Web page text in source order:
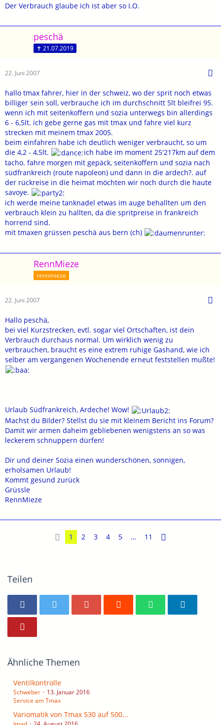
Der Verbrauch glaube ich ist aber so I.O.
peschä
✝ 21.07.2019
22. Juni 2007
hallo tmax fahrer, hier in der schweiz, wo der sprit noch etwas
billiger sein soll, verbrauche ich im durchschnitt 5lt bleifrei 95.
wenn ich mit seitenkoffern und sozia unterwegs bin allerdings
6 - 6,5lt. ich gebe gerne gas mit tmax und fahre viel kurz
strecken mit meinem tmax 2005.
beim einfahren habe ich deutlich weniger verbraucht, so um
die 4,2 - 4,5lt.
ich habe im moment 25'217km auf dem
tacho. fahre morgen mit gepäck, seitenkoffern und sozia nach
südfrankreich (route napoleon) und dann in die ardech?. auf
der rückreise in die heimat möchten wir noch durch die haute
savoye.
ich werde meine tanknadel etwas im auge behallten um den
verbrauch klein zu hallten, da die spritpreise in frankreich
horrend sind.
mit tmaxen grüssen peschä aus bern (ch)
RennMieze
rennmieze
22. Juni 2007
Hallo peschä,
bei viel Kurzstrecken, evtl. sogar viel Ortschaften, ist dein
Verbrauch durchaus normal. Um wirklich wenig zu
verbrauchen, braucht es eine extrem ruhige Gashand, wie ich
selber am vergangenen Wochenende erneut feststellen mußte!
Urlaub Südfrankreich, Ardeche! Wow!
Machst du Bilder? Stellst du sie mit kleinem Bericht ins Forum?
Damit wir armen daheim gebliebenen wenigstens an so was
leckerem schnuppern dürfen!
Dir und deiner Sozia einen wunderschönen, sonnigen,
erholsamen Urlaub!
Kommt gesund zurück
Grüssle
RennMieze
1 2 3 4 5 … 11
Teilen
Ähnliche Themen
Ventilkontrolle
Schweber
13. Januar 2016
Service am Tmax
Variomatik von Tmax 530 auf 500...